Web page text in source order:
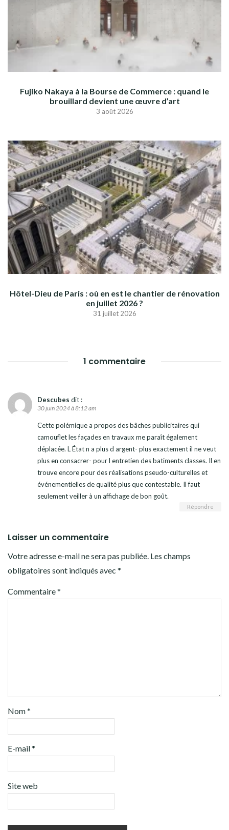
Fujiko Nakaya à la Bourse de Commerce : quand le
brouillard devient une œuvre d’art
3 août 2026
Hôtel-Dieu de Paris : où en est le chantier de rénovation
en juillet 2026 ?
31 juillet 2026
1 commentaire
Descubes dit :
30 juin 2024 à 8:12 am
Cette polémique a propos des bâches publicitaires qui
camouflet les façades en travaux me paraît également
déplacée. L État n a plus d argent- plus exactement il ne veut
plus en consacrer- pour l entretien des batiments classes. Il en
trouve encore pour des réalisations pseudo-culturelles et
événementielles de qualité plus que contestable. Il faut
seulement veiller à un affichage de bon goût.
Répondre
Laisser un commentaire
Votre adresse e-mail ne sera pas publiée. Les champs
obligatoires sont indiqués avec *
Commentaire*
Nom*
E-mail*
Site web